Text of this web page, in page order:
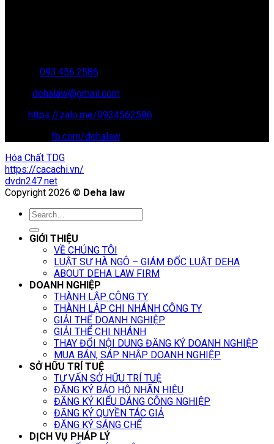
093.456.2586
dehalaw@gmail.com
https://zalo.me/0934562586
fb.com/dehalaw
Hóa Chất TDG
https://cacachi.vn/
dvdn247.net
Copyright 2026 © Deha law
GIỚI THIỆU
VỀ CHÚNG TÔI
LUẬT SƯ HÀ NGÔ – GIÁM ĐỐC LUẬT DEHA
ABOUT DEHA LAW FIRM
DOANH NGHIỆP
THÀNH LẬP CÔNG TY
THÀNH LẬP CHI NHÁNH CÔNG TY
GIẢI THỂ DOANH NGHIỆP
GIẢI THỂ CHI NHÁNH
THAY ĐỔI NỘI DUNG ĐĂNG KÝ DOANH NGHIỆP
MUA BÁN, SÁP NHẬP DOANH NGHIỆP
SỞ HỮU TRÍ TUỆ
TƯ VẤN SỞ HỮU TRÍ TUỆ
ĐĂNG KÝ BẢO HỘ NHÃN HIỆU
ĐĂNG KÝ KIỂU DÁNG CÔNG NGHIỆP
ĐĂNG KÝ QUYỀN TÁC GIẢ
ĐĂNG KÝ SÁNG CHẾ
DỊCH VỤ PHÁP LÝ